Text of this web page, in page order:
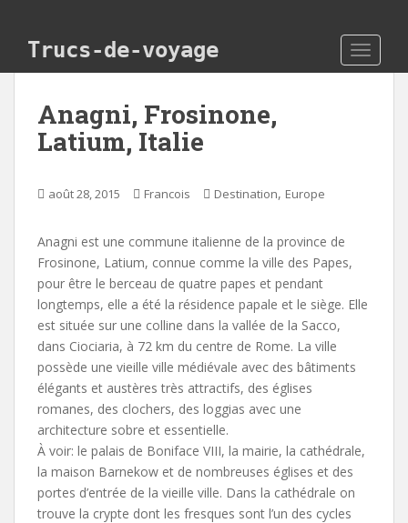
Trucs-de-voyage
Anagni, Frosinone,
Latium, Italie
août 28, 2015 Francois Destination, Europe
Anagni est une commune italienne de la province de
Frosinone, Latium, connue comme la ville des Papes,
pour être le berceau de quatre papes et pendant
longtemps, elle a été la résidence papale et le siège. Elle
est située sur une colline dans la vallée de la Sacco,
dans Ciociaria, à 72 km du centre de Rome. La ville
possède une vieille ville médiévale avec des bâtiments
élégants et austères très attractifs, des églises
romanes, des clochers, des loggias avec une
architecture sobre et essentielle.
À voir: le palais de Boniface VIII, la mairie, la cathédrale,
la maison Barnekow et de nombreuses églises et des
portes d’entrée de la vieille ville. Dans la cathédrale on
trouve la crypte dont les fresques sont l’un des cycles